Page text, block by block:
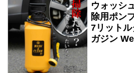
ウォッシ
除用ポン
7リット
ガジン